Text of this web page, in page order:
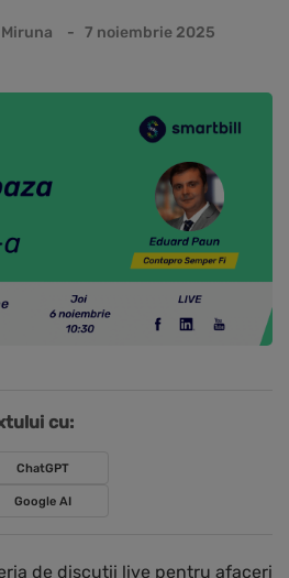
7 noiembrie 2025
cu:
ChatGPT
Google AI
de discutii live pentru afaceri